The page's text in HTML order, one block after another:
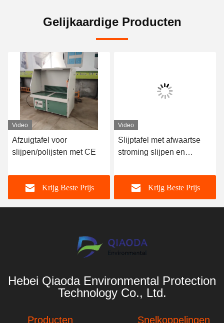
Gelijkaardige Producten
Video
Afzuigtafel voor
slijpen/polijsten met CE
Krijg Beste Prijs
Video
Slijptafel met afwaartse
stroming slijpen en
werkbank
Krijg Beste Prijs
Hebei Qiaoda Environmental Protection
Technology Co., Ltd.
Producten Snelkoppelingen